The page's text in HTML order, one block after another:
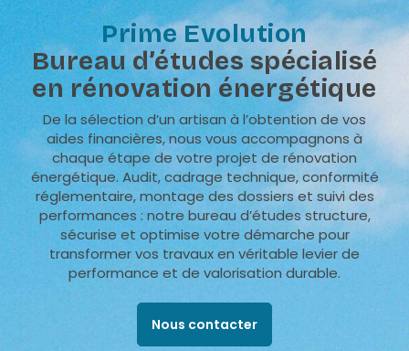
Prime Evolution
Bureau d’études spécialisé
en rénovation énergétique
De la sélection d’un artisan à l’obtention de vos
aides financières, nous vous accompagnons à
chaque étape de votre projet de rénovation
énergétique. Audit, cadrage technique, conformité
réglementaire, montage des dossiers et suivi des
performances : notre bureau d’études structure,
sécurise et optimise votre démarche pour
transformer vos travaux en véritable levier de
performance et de valorisation durable.
Nous contacter